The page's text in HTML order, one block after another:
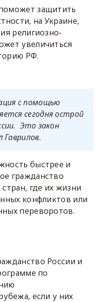
защитить
на Украине,
религиозно-
увеличиться
РФ.
с помощью
сегодня острой
Это закон
Гаврилов.
быстрее и
гражданство
где их жизни
конфликтов или
переворотов.
России и
по
если у них